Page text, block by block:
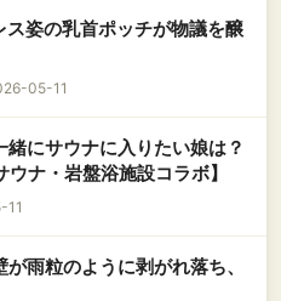
ス姿の乳首ポッチが物議を醸
05-11
緒にサウナに入りたい娘は？
ウナ・岩盤浴施設コラボ】
11
雨粒のように剥がれ落ち、